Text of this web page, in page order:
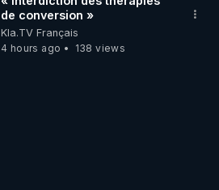
de conversion »
Kla.TV Français
4 hours ago
138 views